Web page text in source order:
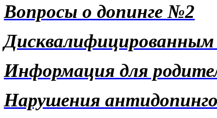
Вопросы о допинге №2
Информация для
Нарушения